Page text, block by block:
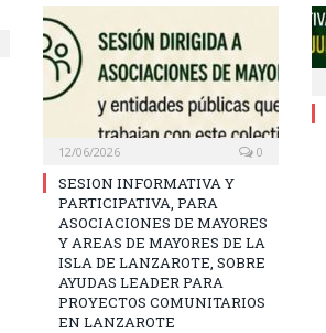
12/06/2026 0
SESION INFORMATIVA Y
PARTICIPATIVA, PARA
ASOCIACIONES DE MAYORES
Y AREAS DE MAYORES DE LA
ISLA DE LANZAROTE, SOBRE
AYUDAS LEADER PARA
PROYECTOS COMUNITARIOS
EN LANZAROTE